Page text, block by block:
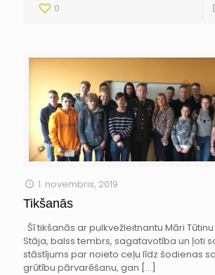
0
1. novembris, 2019
Tikšanās
Šī tikšanās ar pulkvežleitnantu Māri
Stāja, balss tembrs, sagatavotība un ļoti
stāstījums par noieto ceļu līdz šodienas
grūtību pārvarēšanu, gan […]